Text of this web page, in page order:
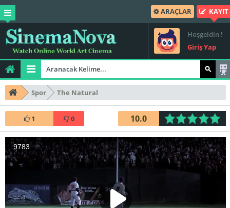
ARAÇLAR KAYIT
Hoşgeldin !
Giriş Yap
Spor The Natural
1 0 10.0